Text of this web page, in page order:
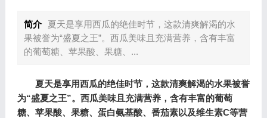
简介
夏天是享用西瓜的绝佳时节，这款清爽解渴的水
果被誉为“盛夏之王”。西瓜美味且充满营养，含有丰富
的葡萄糖、苹果酸、果糖、...
夏天是享用西瓜的绝佳时节，这款清爽解渴的水果被誉
为“盛夏之王”。西瓜美味且充满营养，含有丰富的葡萄
糖、苹果酸、果糖、蛋白氨基酸、番茄素以及维生素C等营